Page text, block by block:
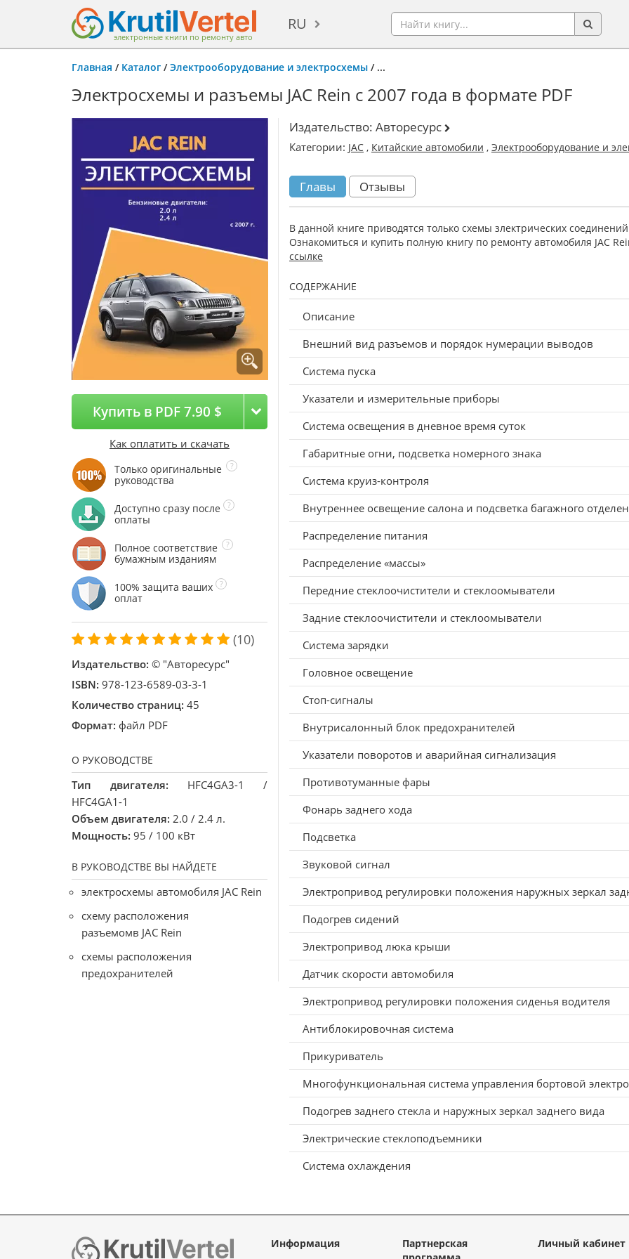
электронные книги по ремонту авто
RU
Главная / Каталог /Электрооборудование и электросхемы / ...
Электросхемы и разъемы JAC Rein с 2007 года в формате PDF
Купить в PDF 7.90 $
Как оплатить и скачать
Только оригинальные
руководства
Доступно сразу после
оплаты
Полное соответствие
бумажным изданиям
100% защита ваших
оплат
(10)
Издательство: © "Авторесурс"
ISBN: 978-123-6589-03-3-1
Количество страниц: 45
Формат: файл PDF
О РУКОВОДСТВЕ
Тип двигателя: HFC4GA3-1 /
HFC4GA1-1
Объем двигателя: 2.0 / 2.4 л.
Мощность: 95 / 100 кВт
В РУКОВОДСТВЕ ВЫ НАЙДЕТЕ
электросхемы автомобиля JAC Rein
схему расположения
разъемомв JAC Rein
схемы расположения
предохранителей
Издательство: Авторесурс
Категории: JAC , Китайские автомобили , Электрооборудование и
Главы Отзывы
В данной книге приводятся только схемы злектрических
Ознакомиться и купить полную книгу по ремонту автомобиля JAC
ссылке
СОДЕРЖАНИЕ
Описание
Внешний вид разъемов и порядок нумерации выводов
Система пуска
Указатели и измерительные приборы
Система освещения в дневное время суток
Габаритные огни, подсветка номерного знака
Система круиз-контроля
Внутреннее освещение салона и подсветка багажного
Распределение питания
Распределение «массы»
Передние стеклоочистители и стеклоомыватели
Задние стеклоочистители и стеклоомыватели
Система зарядки
Головное освещение
Стоп-сигналы
Внутрисалонный блок предохранителей
Указатели поворотов и аварийная сигнализация
Противотуманные фары
Фонарь заднего хода
Подсветка
Звуковой сигнал
Электропривод регулировки положения наружных зеркал
Подогрев сидений
Электропривод люка крыши
Датчик скорости автомобиля
Электропривод регулировки положения сиденья водителя
Антиблокировочная система
Прикуриватель
Многофункциональная система управления бортовой
Подогрев заднего стекла и наружных зеркал заднего вида
Электрические стеклоподъемники
Система охлаждения
Информация
Партнерская
Личный кабинет